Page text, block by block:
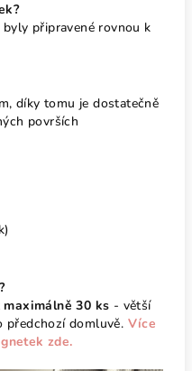
připravené rovnou k
díky tomu je dostatečně
površích
maximálně 30 ks - větší
předchozí domluvě. Více
zde.